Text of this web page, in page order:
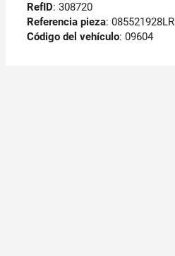
RefID: 308720
Referencia pieza: 085521928LR
Código del vehículo: 09604